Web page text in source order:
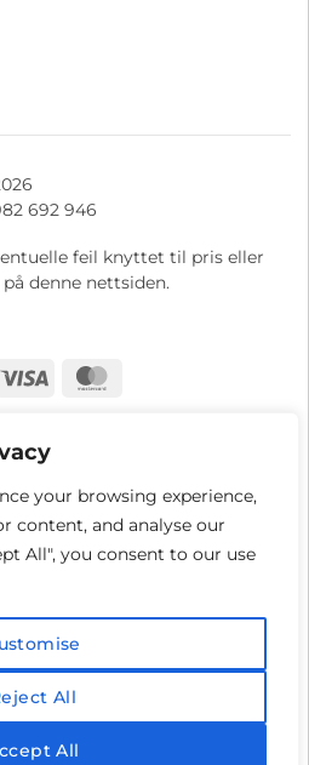
your browsing experience,
content, and analyse our
All", you consent to our use
All
All
692 946
feil knyttet til pris eller
denne nettsiden.
Visa